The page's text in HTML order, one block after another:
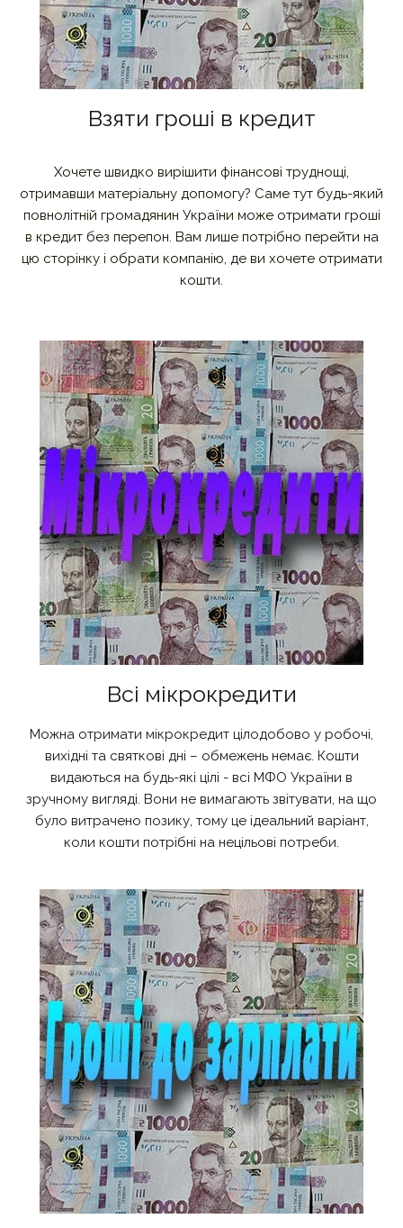
Взяти гроші в кредит
Хочете швидко вирішити фінансові труднощі,
отримавши матеріальну допомогу? Саме тут будь-який
повнолітній громадянин України може отримати гроші
в кредит без перепон. Вам лише потрібно перейти на
цю сторінку і обрати компанію, де ви хочете отримати
кошти.
Всі мікрокредити
Можна отримати мікрокредит цілодобово у робочі,
вихідні та святкові дні – обмежень немає. Кошти
видаються на будь-які цілі - всі МФО України в
зручному вигляді. Вони не вимагають звітувати, на що
було витрачено позику, тому це ідеальний варіант,
коли кошти потрібні на нецільові потреби.